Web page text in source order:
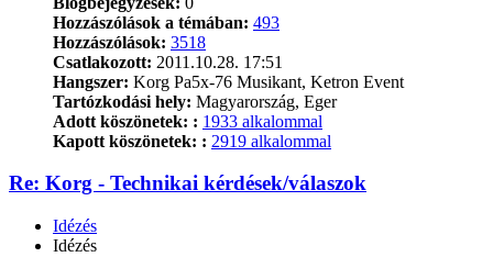
Hozzászólások a témában: 493
Hozzászólások: 3518
Csatlakozott: 2011.10.28. 17:51
Hangszer: Korg Pa5x-76 Musikant, Ketron Event
Tartózkodási hely: Magyarország, Eger
Adott köszönetek: : 1933 alkalommal
Kapott köszönetek: : 2919 alkalommal
Re: Korg - Technikai kérdések/válaszok
Idézés
Idézés